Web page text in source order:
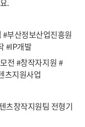
.
부산정보산업진흥원
#IP개발
전 #창작자지원 #
츠지원사업
츠창작지원팀 전형기